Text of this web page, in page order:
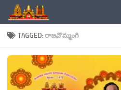
Skip to content
TAGGED:రాజవొమ్మంగి